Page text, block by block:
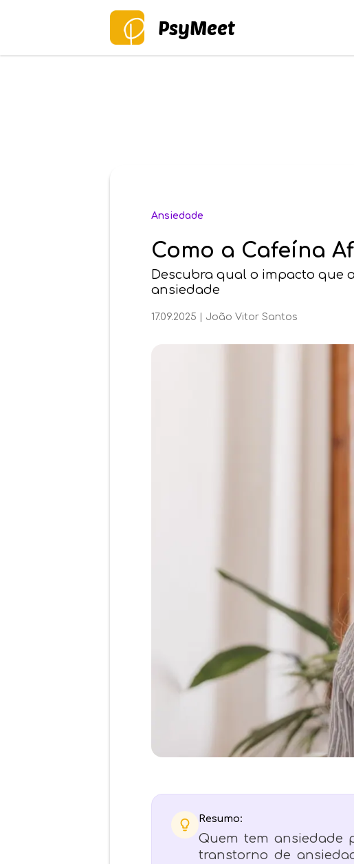
PsyMeet
Ansiedade
Como a Cafeína
Descubra qual o impacto que
ansiedade
17.09.2025 João Vitor Santos
Resumo:
Quem tem ansiedade
transtorno de